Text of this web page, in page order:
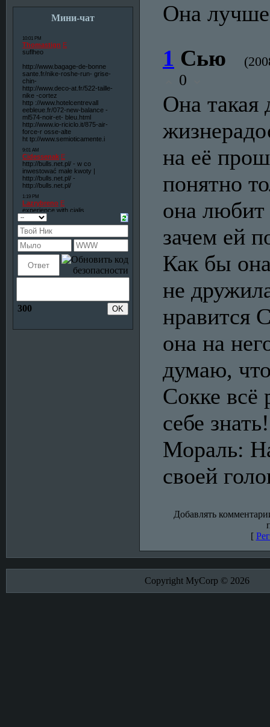
Мини-чат
300
Она
1 Сью
0
Она такая
на её
понятно
она
зачем ей
Как бы
не
нравится
она на
думаю,
Сокке всё
себе знать!
Мораль:
своей
Добавлять
[
Copyright MyCorp © 2026